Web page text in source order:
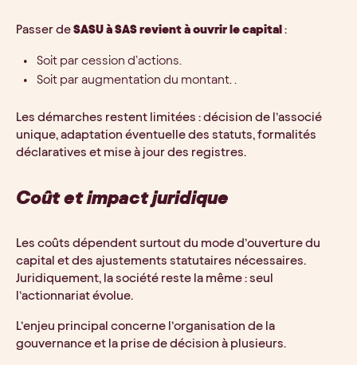
Passer deSASU à SAS revient à ouvrir le capital:
Soit par cession d’actions.
Soit par augmentation du montant. .
Les démarches restent limitées : décision de l’associé
unique, adaptation éventuelle des statuts, formalités
déclaratives et mise à jour des registres.
Coût et impact juridique
Les coûts dépendent surtout du mode d’ouverture du
capital et des ajustements statutaires nécessaires.
Juridiquement, la société reste la même : seul
l’actionnariat évolue.
L’enjeu principal concerne l’organisation de la
gouvernance et la prise de décision à plusieurs.